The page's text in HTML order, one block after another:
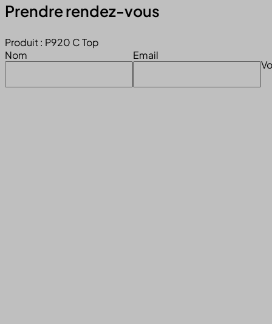
Prendre rendez-vous
Produit : P920 C Top
Nom
Email